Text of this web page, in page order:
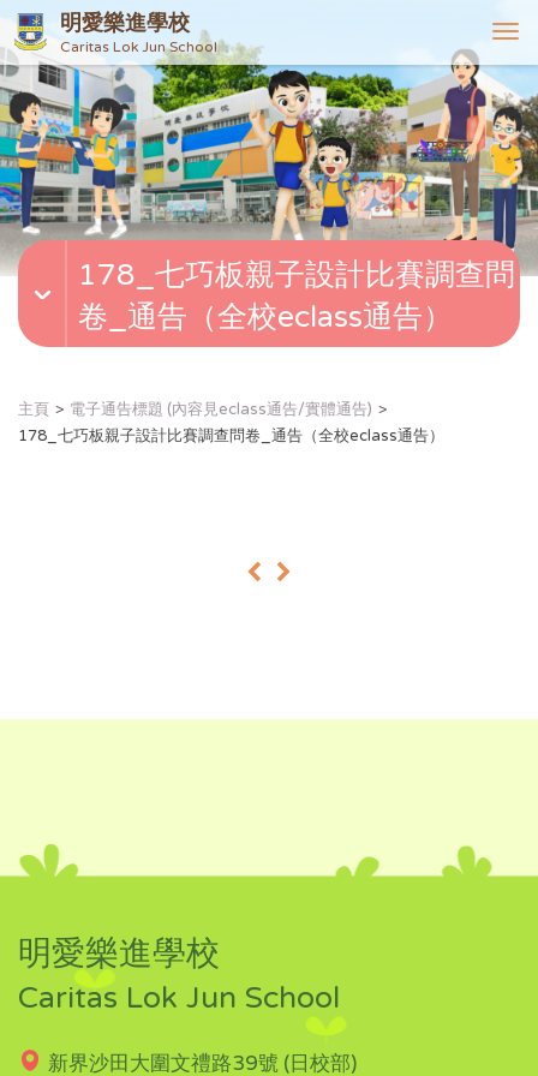
明愛樂進學校
Caritas Lok Jun School
T
o
g
g
l
e
n
v
i
178_七巧板親子設計比賽調查問
卷_通告（全校eclass通告）
主頁
電子通告標題 (內容見eclass通告/實體通告)
178_七巧板親子設計比賽調查問卷_通告（全校eclass通告）
« »
明愛樂進學校
Caritas Lok Jun School
新界沙田大圍文禮路39號 (日校部)